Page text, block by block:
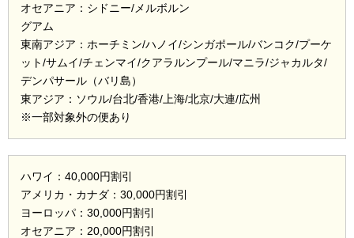
オセアニア：シドニー/メルボルン
グアム
東南アジア：ホーチミン/ハノイ/シンガポール/バンコク/プーケ
ット/サムイ/チェンマイ/クアラルンプール/マニラ/ジャカルタ/
デンパサール（バリ島）
東アジア：ソウル/台北/香港/上海/北京/大連/広州
※一部対象外の便あり
ハワイ：40,000円割引
アメリカ・カナダ：30,000円割引
ヨーロッパ：30,000円割引
オセアニア：20,000円割引